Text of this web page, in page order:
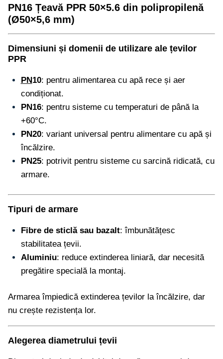
PN16 Țeavă PPR 50×5.6 din polipropilenă
(Ø50×5,6 mm)
Dimensiuni și domenii de utilizare ale țevilor
PPR
PN10: pentru alimentarea cu apă rece și aer
condiționat.
PN16: pentru sisteme cu temperaturi de până la
+60°C.
PN20: variant universal pentru alimentare cu apă și
încălzire.
PN25: potrivit pentru sisteme cu sarcină ridicată, cu
armare.
Tipuri de armare
Fibre de sticlă sau bazalt: îmbunătățesc
stabilitatea țevii.
Aluminiu: reduce extinderea liniară, dar necesită
pregătire specială la montaj.
Armarea împiedică extinderea țevilor la încălzire, dar
nu crește rezistența lor.
Alegerea diametrului țevii